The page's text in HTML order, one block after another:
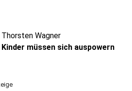
Thorsten Wagner
Kinder müssen sich auspowern